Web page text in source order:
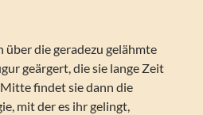
über die geradezu gelähmte
geärgert, die sie lange Zeit
findet sie dann die
mit der es ihr gelingt,